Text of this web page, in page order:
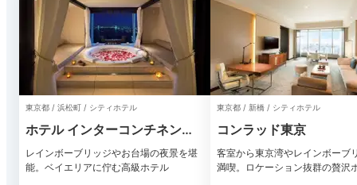
東京都 / 浜松町 / シティホテル
ホテル インターコンチネンタ
ル 東京ベイ
レインボーブリッジやお台場の夜景を堪
能。ベイエリアに佇む高級ホテル
東京都 / 新橋 / シティホテル
コンラッド東京
客室から東京湾やレインボーブ
満喫。ロケーション抜群の贅沢